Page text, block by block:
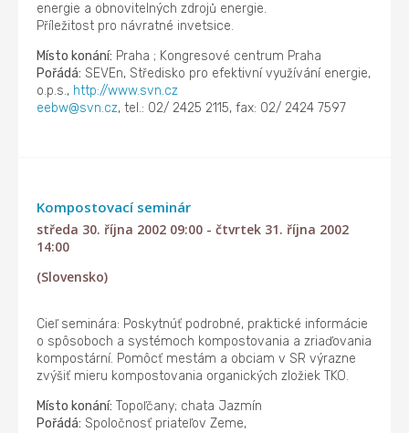
energie a obnovitelných zdrojů energie.
Příležitost pro návratné invetsice.
Místo konání: Praha ; Kongresové centrum Praha
Pořádá: SEVEn, Středisko pro efektivní využívání energie,
o.p.s., http://www.svn.cz
eebw@svn.cz, tel.: 02/ 2425 2115, fax: 02/ 2424 7597
Kompostovací seminár
středa 30. října 2002 09:00 - čtvrtek 31. října 2002
14:00
(Slovensko)
Cieľ seminára: Poskytnúť podrobné, praktické informácie
o spôsoboch a systémoch kompostovania a zriaďovania
kompostární. Pomôcť mestám a obciam v SR výrazne
zvýšiť mieru kompostovania organických zložiek TKO.
Místo konání: Topoľčany; chata Jazmín
Pořádá: Spoločnosť priateľov Zeme,